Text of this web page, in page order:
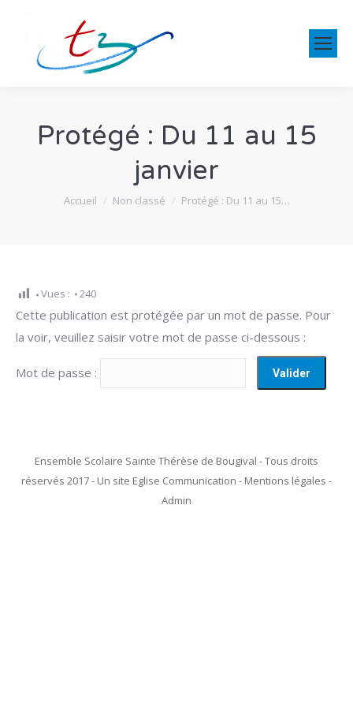
Protégé : Du 11 au 15
janvier
Vous êtes ici :
Accueil Non classé Protégé : Du 11 au 15…
Vues : 240
Cette publication est protégée par un mot de passe. Pour
la voir, veuillez saisir votre mot de passe ci-dessous :
Mot de passe :
Ensemble Scolaire Sainte Thérèse de Bougival - Tous droits
réservés 2017 - Un site Eglise Communication - Mentions légales -
Admin